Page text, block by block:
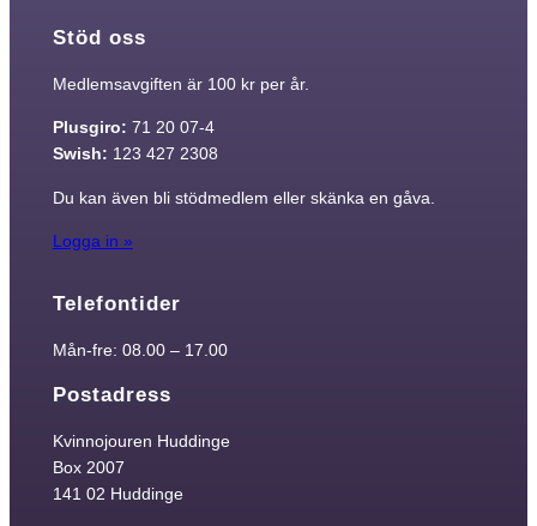
Stöd oss
Medlemsavgiften är 100 kr per år.
Plusgiro: 71 20 07-4
Swish: 123 427 2308
Du kan även bli stödmedlem eller skänka en gåva.
Logga in »
Telefontider
Mån-fre: 08.00 – 17.00
Postadress
Kvinnojouren Huddinge
Box 2007
141 02 Huddinge